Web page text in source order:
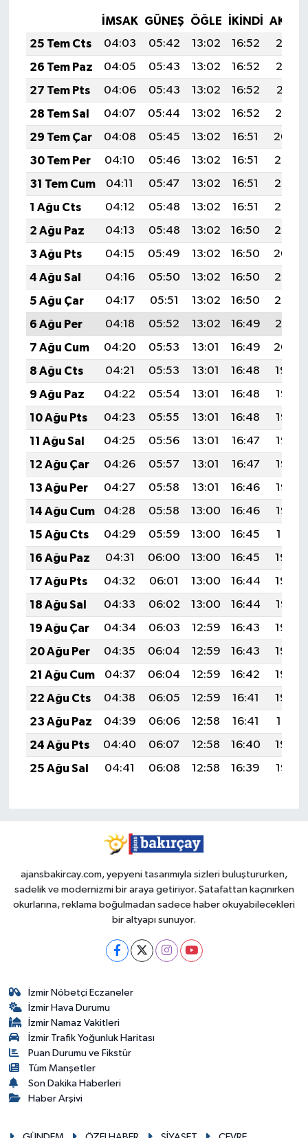
İMSAK GÜNEŞ ÖĞLE İKINDI
25 Tem Cts
04:03 05:42 13:02 16:52
20:12
26 Tem Paz
04:05 05:43 13:02 16:52
20:12
27 Tem Pts
04:06 05:43 13:02 16:52
20:11
28 Tem Sal
04:07 05:44 13:02 16:52
20:10
29 Tem Çar
04:08 05:45 13:02 16:51
20:09
30 Tem Per
04:10 05:46 13:02 16:51
20:08
31 Tem Cum
04:11 05:47 13:02 16:51
20:07
1 Ağu Cts
04:12 05:48 13:02 16:51
20:06
2 Ağu Paz
04:13 05:48 13:02 16:50
20:05
3 Ağu Pts
04:15 05:49 13:02 16:50
20:04
4 Ağu Sal
04:16 05:50 13:02 16:50
20:03
5 Ağu Çar
04:17 05:51 13:02 16:50
20:02
6 Ağu Per
04:18 05:52 13:02 16:49
20:01
7 Ağu Cum
04:20 05:53 13:01 16:49
20:00
8 Ağu Cts
04:21 05:53 13:01 16:48
19:59
9 Ağu Paz
04:22 05:54 13:01 16:48
19:58
10 Ağu Pts
04:23 05:55 13:01 16:48
19:57
11 Ağu Sal
04:25 05:56 13:01 16:47
19:56
12 Ağu Çar
04:26 05:57 13:01 16:47
19:55
13 Ağu Per
04:27 05:58 13:01 16:46
19:53
14 Ağu Cum
04:28 05:58 13:00 16:46
19:52
15 Ağu Cts
04:29 05:59 13:00 16:45
19:51
16 Ağu Paz
04:31 06:00 13:00 16:45
19:50
17 Ağu Pts
04:32 06:01 13:00 16:44
19:48
18 Ağu Sal
04:33 06:02 13:00 16:44
19:47
19 Ağu Çar
04:34 06:03 12:59 16:43
19:46
20 Ağu Per
04:35 06:04 12:59 16:43
19:45
21 Ağu Cum
04:37 06:04 12:59 16:42
19:43
22 Ağu Cts
04:38 06:05 12:59 16:41
19:42
23 Ağu Paz
04:39 06:06 12:58 16:41
19:41
24 Ağu Pts
04:40 06:07 12:58 16:40
19:39
25 Ağu Sal
04:41 06:08 12:58 16:39 19:38
ajansbakircay.com, yepyeni tasarımıyla sizleri buluştururken,
sadelik ve modernizmi bir araya getiriyor. Şatafattan kaçınırken
okurlarına, reklama boğulmadan sadece haber okuyabilecekleri
bir altyapı sunuyor.
İzmir Nöbetçi Eczaneler
İzmir Hava Durumu
İzmir Namaz Vakitleri
İzmir Trafik Yoğunluk Haritası
Puan Durumu ve Fikstür
Tüm Manşetler
Son Dakika Haberleri
Haber Arşivi